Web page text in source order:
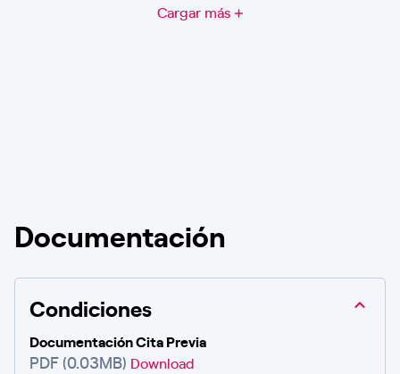
Cargar más
Documentación
Condiciones
Documentación Cita Previa
PDF (0.03MB) Download